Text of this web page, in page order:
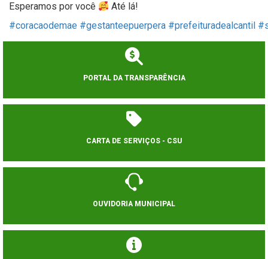
Esperamos por você
Até lá!
#coracaodemae #gestanteepuerpera #prefeituradealcantil
PORTAL DA TRANSPARÊNCIA
CARTA DE SERVIÇOS - CSU
OUVIDORIA MUNICIPAL